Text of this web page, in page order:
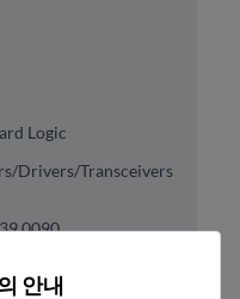
Logic
Drivers/Transceivers
안내